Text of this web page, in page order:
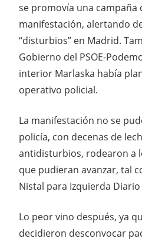
se promovía una campaña
manifestación, alertando
“disturbios” en Madrid.
Gobierno del PSOE-
interior Marlaska había
operativo policial.
La manifestación no se
policía, con decenas de
antidisturbios, rodearon a
que pudieran avanzar, tal
Nistal para Izquierda
Lo peor vino después, ya
decidieron desconvocar